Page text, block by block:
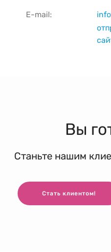
E-mail:
Вы
Станьте нашим
Стать клиентом!